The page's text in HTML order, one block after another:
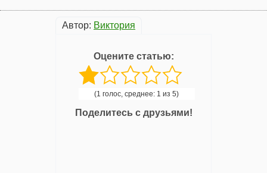
Автор: Виктория
Оцените статью:
(1 голос, среднее: 1 из 5)
Поделитесь с друзьями!